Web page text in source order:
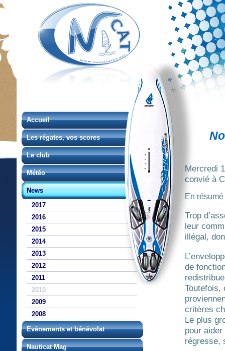
Accueil
Les régates, vos scores
Le club
Météo
News
2017
2016
2015
2014
2013
2012
2011
2010
2009
2008
Evènements et bénévolat
Nauticat Mag
Mercredi
convié à
En
Trop
leur
illégal,
de
Toutefois,
critères
Le plus
pour
régresse,